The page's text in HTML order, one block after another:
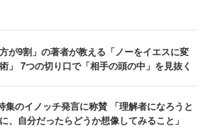
の協力も必要ですが、心当たりのあ
ほしいと思います。（文：篠原みつ
いじめを苦に引きこもった男性が社会
に挑戦
方が9割」の著者が教える「ノーをイエスに変
」 7つの切り口で「相手の頭の中」を見抜く
集のイノッチ発言に称賛 「理解者になろうと
、自分だったらどうか想像してみること」